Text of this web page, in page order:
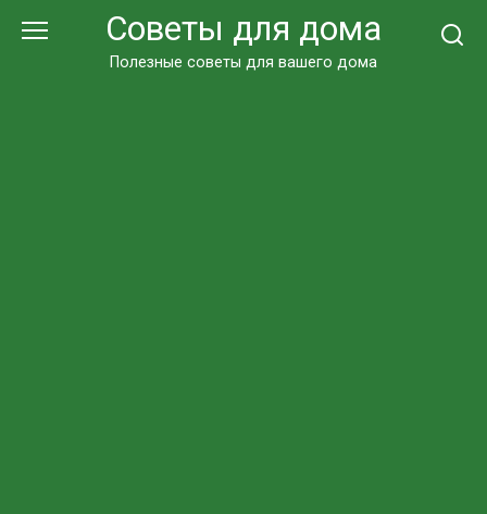
Советы для дома
Полезные советы для вашего дома